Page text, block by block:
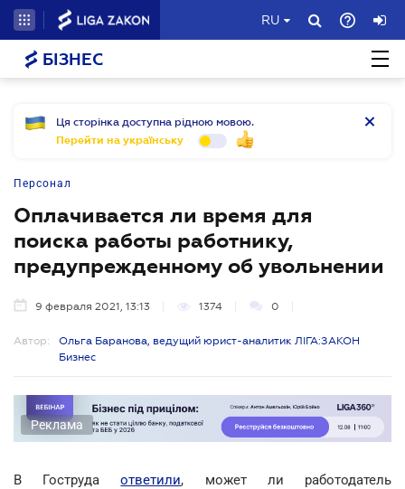
RU
БІЗНЕС
Ця сторінка доступна рідною мовою.
Перейти на українську
Персонал
Оплачивается ли время для
поиска работы работнику,
предупрежденному об увольнении
9 февраля 2021, 13:13 1374 0
Автор:
Ольга Баранова, ведущий юрист-аналитик ЛІГА:ЗАКОН
Бизнес
Реклама
В Гострудаответили, может ли работодатель